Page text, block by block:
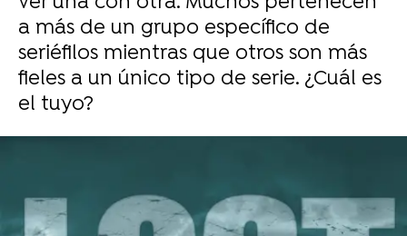
a más de un grupo específico de
seriéfilos mientras que otros son más
fieles a un único tipo de serie. ¿Cuál es
el tuyo?
-